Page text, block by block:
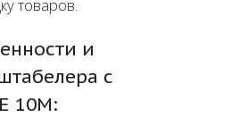
товаров.
и
с
10М: